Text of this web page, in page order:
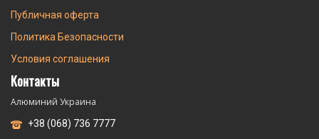
Публичная оферта
Политика Безопасности
Условия соглашения
Контакты
Алюминий Украина
+38 (068) 736 7777